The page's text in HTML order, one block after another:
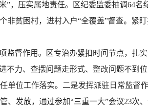
”，压实属地责任。区纪委监委抽调64
非贫困村，进村入户“全覆盖”督查。紧
监督作用。区专治办紧扣时间节点，扎
力、查摆问题走形式、整改问题不到
单位工作落实。二是发挥派驻日常监督
发放，通过参加“三重一大”会议23次